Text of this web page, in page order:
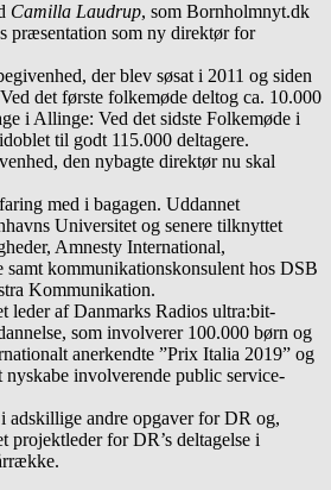
Camilla Laudrup, som Bornholmnyt.dk
præsentation som ny direktør for
der blev søsat i 2011 og siden
det første folkemøde deltog ca. 10.000
i Allinge: Ved det sidste Folkemøde i
til godt 115.000 deltagere.
den nybagte direktør nu skal
med i bagagen. Uddannet
Universitet og senere tilknyttet
Amnesty International,
kommunikationskonsulent hos DSB
Kommunikation.
leder af Danmarks Radios ultra:bit-
som involverer 100.000 børn og
anerkendte ”Prix Italia 2019” og
involverende public service-
andre opgaver for DR og,
projektleder for DR’s deltagelse i